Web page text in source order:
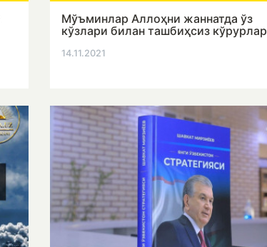
Мўъминлар Аллоҳни жаннатда ўз
кўзлари билан ташбиҳсиз кўрурлар
14.11.2021